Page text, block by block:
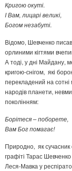
Кригою окуті.
І Вам, лицарі великі,
Богом незабуті.
Відомо, Шевченко
орлиними кігтями
А тоді, у дні Майдану,
кригою-снігом, які
перекладений на сотні
народів планети,
поколінням:
Борітеся – поборете,
Вам Бог помагає!
Природно, як сучасник
графіті Тарас
Леся-Мавка у